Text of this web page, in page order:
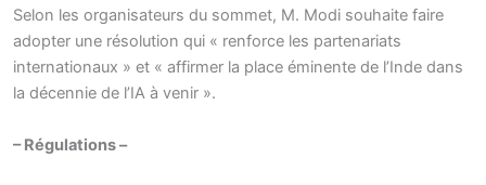
Selon les organisateurs du sommet, M. Modi souhaite faire
adopter une résolution qui « renforce les partenariats
internationaux » et « affirmer la place éminente de l’Inde dans
la décennie de l’IA à venir ».
– Régulations –